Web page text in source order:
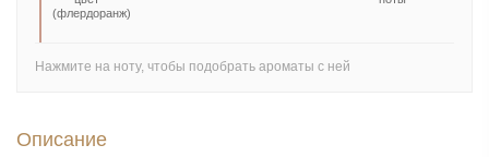
(флердоранж)
Нажмите на ноту, чтобы подобрать ароматы с ней
Описание